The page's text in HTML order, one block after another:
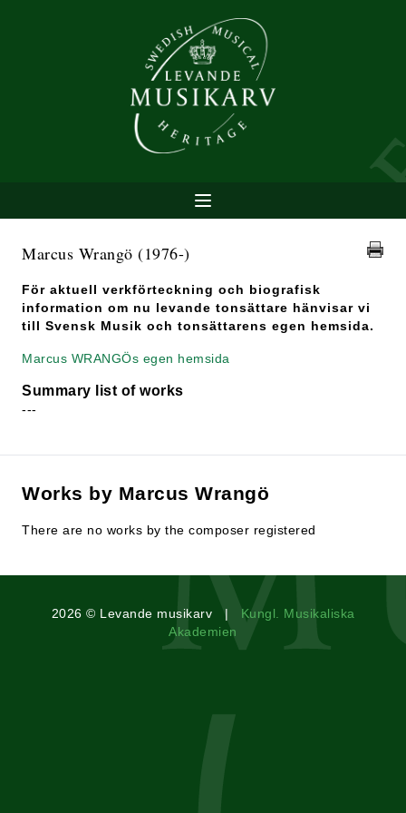
Marcus Wrangö (1976-)
För aktuell verkförteckning och biografisk
information om nu levande tonsättare hänvisar vi
till Svensk Musik och tonsättarens egen hemsida.
Marcus WRANGÖs egen hemsida
Summary list of works
---
Works by Marcus Wrangö
There are no works by the composer registered
2026 © Levande musikarv | Kungl. Musikaliska
Akademien